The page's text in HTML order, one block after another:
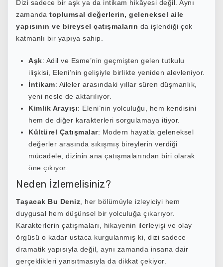
Dizi sadece bir aşk ya da intikam hikâyesi değil. Aynı
zamanda toplumsal değerlerin, geleneksel aile
yapısının ve bireysel çatışmaların da işlendiği çok
katmanlı bir yapıya sahip.
Aşk: Adil ve Esme’nin geçmişten gelen tutkulu
ilişkisi, Eleni’nin gelişiyle birlikte yeniden alevleniyor.
İntikam: Aileler arasındaki yıllar süren düşmanlık,
yeni nesle de aktarılıyor.
Kimlik Arayışı: Eleni’nin yolculuğu, hem kendisini
hem de diğer karakterleri sorgulamaya itiyor.
Kültürel Çatışmalar: Modern hayatla geleneksel
değerler arasında sıkışmış bireylerin verdiği
mücadele, dizinin ana çatışmalarından biri olarak
öne çıkıyor.
Neden İzlemelisiniz?
Taşacak Bu Deniz , her bölümüyle izleyiciyi hem
duygusal hem düşünsel bir yolculuğa çıkarıyor.
Karakterlerin çatışmaları, hikayenin ilerleyişi ve olay
örgüsü o kadar ustaca kurgulanmış ki, dizi sadece
dramatik yapısıyla değil, aynı zamanda insana dair
gerçeklikleri yansıtmasıyla da dikkat çekiyor.